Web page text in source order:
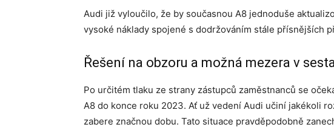
Audi již vyloučilo, že by současnou A8 jednoduše
vysoké náklady spojené s dodržováním stále přísnějších
Řešení na obzoru a možná mezera v
Po určitém tlaku ze strany zástupců zaměstnanců se
A8 do konce roku 2023. Ať už vedení Audi učiní jakékoli
zabere značnou dobu. Tato situace pravděpodobně